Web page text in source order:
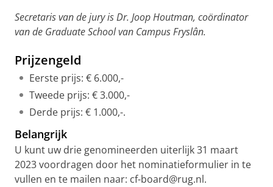
Secretaris van de jury is Dr. Joop Houtman, coördinator
van de Graduate School van Campus Fryslân.
Prijzengeld
Eerste prijs: € 6.000,-
Tweede prijs: € 3.000,-
Derde prijs: € 1.000,-.
Belangrijk
U kunt uw drie genomineerden uiterlijk 31 maart
2023 voordragen door het nominatieformulier in te
vullen en te mailen naar: cf-board@rug.nl.